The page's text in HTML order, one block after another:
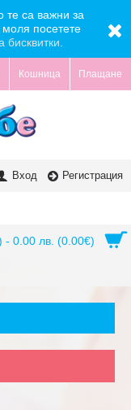
те са важни за
посетете
Кошница Плащане
- 0.00 лв. (0.00€)
Вход Регистрация